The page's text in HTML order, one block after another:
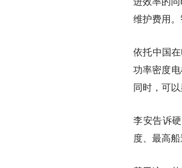
维护费用
依托中国
功率密度
同时，可
李安告诉
度、最高